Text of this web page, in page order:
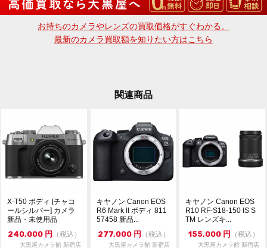
dkcamera@e-daikoku.com
お買取り、下取りも行っております。
送料無料のLINE査定、宅配買取も可能です。
お持ちのカメラやレンズの買取価格がすぐわかる。
最新のカメラ買取額を知りたい方はこちら
関連商品
X-T50 ボディ [チャコ
ールシルバー] カメラ
新品・未使用品
240,000 円 （税込）
大黒屋カメラ館 新宿店
キヤノン Canon EOS
R6 Mark II ボディ 811
57458 新品...
277,000 円 （税込）
大黒屋カメラ館 新宿店
キヤノン Canon EOS
R10 RF-S18-150 IS S
TM レンズキ...
155,000 円 （税込）
大黒屋カメラ館 新宿店